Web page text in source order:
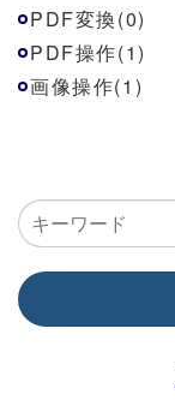
PDF変換(0)
PDF操作(1)
画像操作(1)